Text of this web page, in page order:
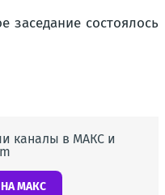
каналы в МАКС и
МАКС